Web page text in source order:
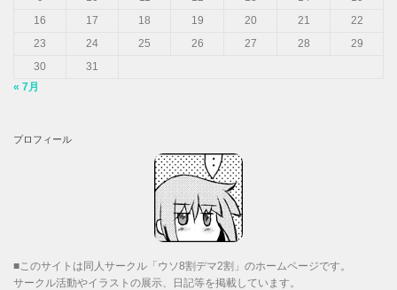
16
17 18 19 20 21
22
23
24 25 26 27 28
29
30
31
« 7月
プロフィール
■このサイトは同人サークル「ウソ8割デマ2割」のホームページです。
サークル活動やイラストの展示、日記等を掲載しています。